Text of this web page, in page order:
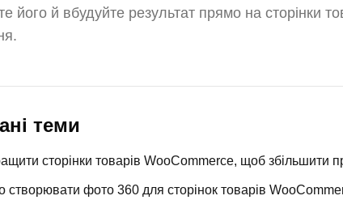
його й вбудуйте результат прямо на сторінки
теми
сторінки товарів WooCommerce, щоб збільшити
створювати фото 360 для сторінок товарів